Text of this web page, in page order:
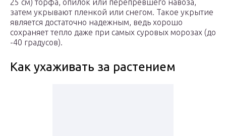
25 см) торфа, опилок или перепревшего навоза,
затем укрывают пленкой или снегом. Такое укрытие
является достаточно надежным, ведь хорошо
сохраняет тепло даже при самых суровых морозах (до
-40 градусов).
Как ухаживать за растением